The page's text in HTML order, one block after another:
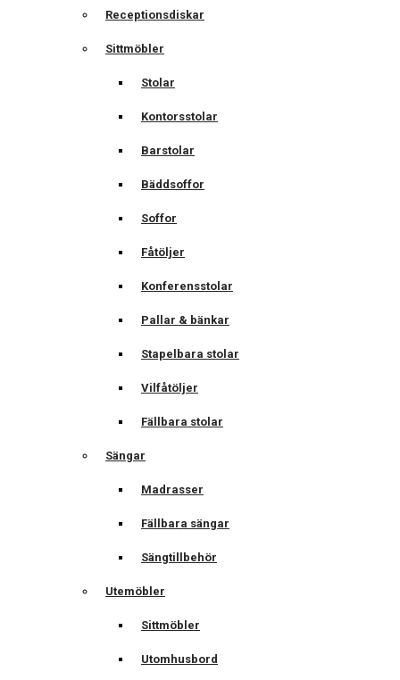
Receptionsdiskar
Sittmöbler
Stolar
Kontorsstolar
Barstolar
Bäddsoffor
Soffor
Fåtöljer
Konferensstolar
Pallar & bänkar
Stapelbara stolar
Vilfåtöljer
Fällbara stolar
Sängar
Madrasser
Fällbara sängar
Sängtillbehör
Utemöbler
Sittmöbler
Utomhusbord